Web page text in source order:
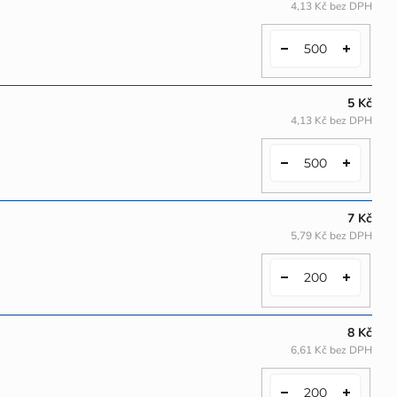
4,13 Kč bez DPH
5 Kč
4,13 Kč bez DPH
7 Kč
5,79 Kč bez DPH
8 Kč
6,61 Kč bez DPH